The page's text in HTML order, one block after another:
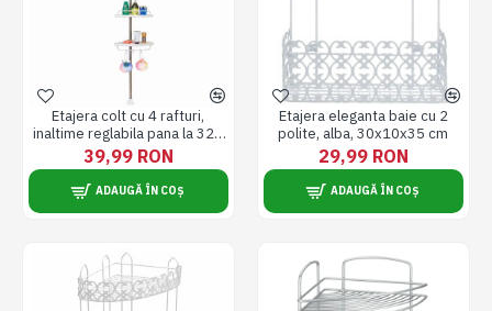
Etajera colt cu 4 rafturi,
inaltime reglabila pana la 320
cm
39,99 RON
ADAUGĂ ÎN COȘ
Etajera eleganta baie cu 2
polite, alba, 30x10x35 cm
29,99 RON
ADAUGĂ ÎN COȘ